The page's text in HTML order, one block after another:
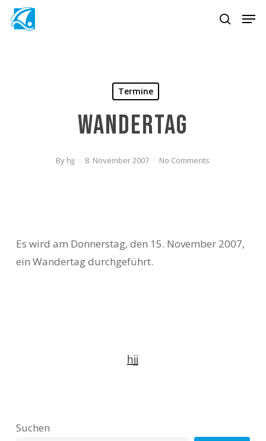
Skip
search
Termine
Wandertag
By hjj 8. November 2007 No Comments
Es wird am Donnerstag, den 15. November 2007,
ein Wandertag durchgeführt.
hjj
Suchen